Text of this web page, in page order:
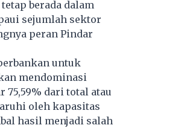
berada dalam
sejumlah sektor
peran Pindar
untuk
mendominasi
75,59% dari total atau
oleh kapasitas
hasil menjadi salah